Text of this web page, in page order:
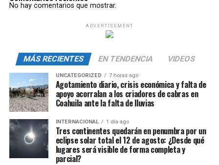
No hay comentarios que mostrar.
ADVERTISEMENT
MÁS RECIENTES EN TENDENCIA VIDEOS
UNCATEGORIZED 7 horas ago
Agotamiento diario, crisis económica y falta de
apoyo acorralan a los criadores de cabras en
Coahuila ante la falta de lluvias
INTERNACIONAL 1 día ago
Tres continentes quedarán en penumbra por un
eclipse solar total el 12 de agosto: ¿Desde qué
lugares será visible de forma completa y
parcial?